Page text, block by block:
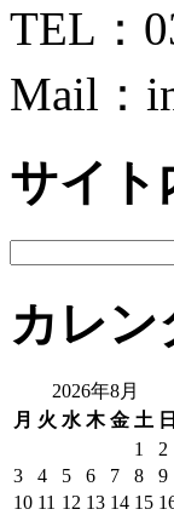
TEL：
Mail：
サイト
カレン
2026年8月
月 火 水 木 金 土 日
1
2
3
4 5 6 7 8
9
10 11 12 13 14 15